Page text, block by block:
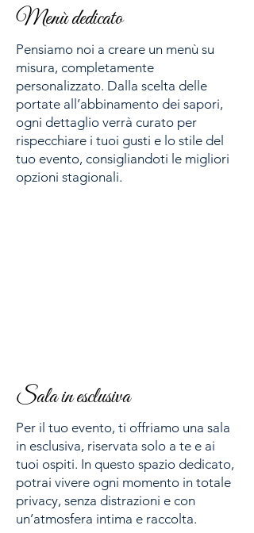
Menù dedicato
Pensiamo noi a creare un menù su
misura, completamente
personalizzato. Dalla scelta delle
portate all’abbinamento dei sapori,
ogni dettaglio verrà curato per
rispecchiare i tuoi gusti e lo stile del
tuo evento, consigliandoti le migliori
opzioni stagionali.
Sala in esclusiva
Per il tuo evento, ti offriamo una sala
in esclusiva, riservata solo a te e ai
tuoi ospiti. In questo spazio dedicato,
potrai vivere ogni momento in totale
privacy, senza distrazioni e con
un’atmosfera intima e raccolta.